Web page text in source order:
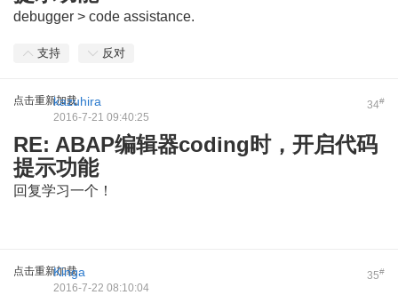
debugger > code assistance.
支持 反对
点击重新加载 34#
kazuhira
2016-7-21 09:40:25
RE: ABAP编辑器coding时，开启代码
提示功能
回复学习一个！
点击重新加载 35#
Kinga
2016-7-22 08:10:04